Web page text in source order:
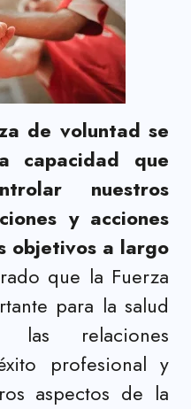
de voluntad se
capacidad que
nuestros
y acciones
objetivos a largo
que la Fuerza
para la salud
relaciones
profesional y
aspectos de la